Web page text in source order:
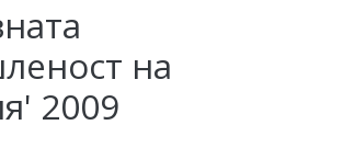
на
2009